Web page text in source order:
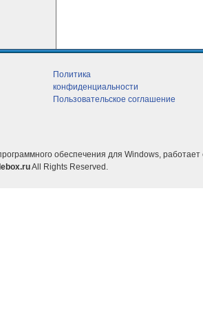
Политика
конфиденциальности
Пользовательское соглашение
обеспечения для Windows, работает
All Rights Reserved.